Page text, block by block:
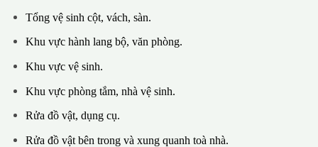
Tổng vệ sinh cột, vách, sàn.
Khu vực hành lang bộ, văn phòng.
Khu vực vệ sinh.
Khu vực phòng tắm, nhà vệ sinh.
Rửa đồ vật, dụng cụ.
Rửa đồ vật bên trong và xung quanh toà nhà.